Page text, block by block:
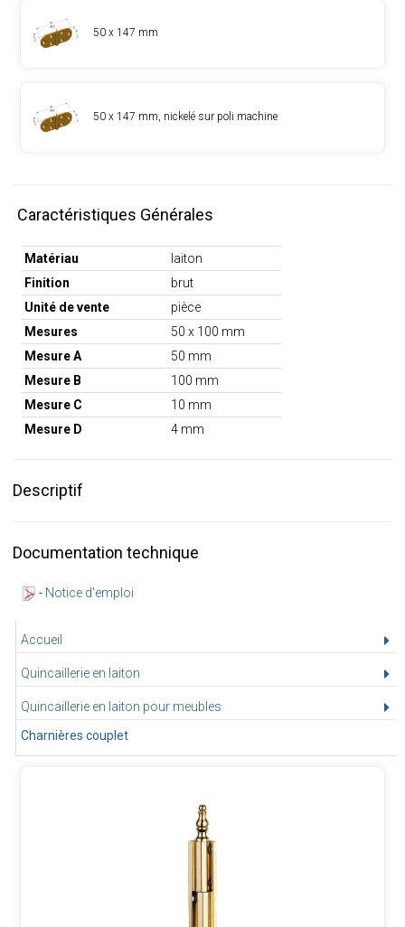
Accueil
Quincaillerie en laiton
Quincaillerie en laiton pour meubles
Charnières couplet
50 x 147 mm
50 x 147 mm, nickelé sur poli machine
Caractéristiques Générales
Matériau
laiton
Finition
brut
Unité de vente
pièce
Mesures
50 x 100 mm
Mesure A
50 mm
Mesure B
100 mm
Mesure C
10 mm
Mesure D
4 mm
Descriptif
Documentation technique
- Notice d'emploi